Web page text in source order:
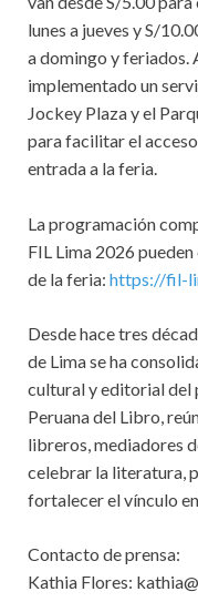
lunes a jueves y S/
a domingo y feriados.
implementado un
Jockey Plaza y el
para facilitar el
entrada a la feria.
La programación
FIL Lima 2026
de la feria: https://fil-
Desde hace tres
de Lima se ha
cultural y editorial del
Peruana del Libro,
libreros, mediadores
celebrar la literatura,
fortalecer el vínculo
Contacto de prensa:
Kathia Flores: